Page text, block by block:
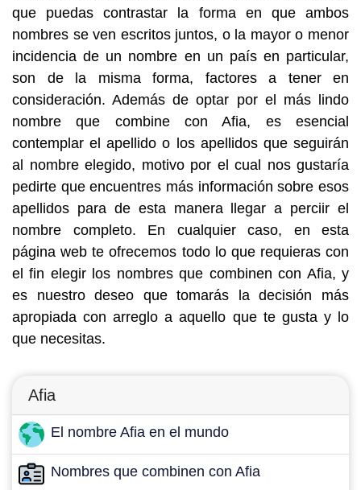
que puedas contrastar la forma en que ambos
nombres se ven escritos juntos, o la mayor o menor
incidencia de un nombre en un país en particular,
son de la misma forma, factores a tener en
consideración. Además de optar por el más lindo
nombre que combine con Afia, es esencial
contemplar el apellido o los apellidos que seguirán
al nombre elegido, motivo por el cual nos gustaría
pedirte que encuentres más información sobre esos
apellidos para de esta manera llegar a perciir el
nombre completo. En cualquier caso, en esta
página web te ofrecemos todo lo que requieras con
el fin elegir los nombres que combinen con Afia, y
es nuestro deseo que tomarás la decisión más
apropiada con arreglo a aquello que te gusta y lo
que necesitas.
Afia
El nombre Afia en el mundo
Nombres que combinen con Afia